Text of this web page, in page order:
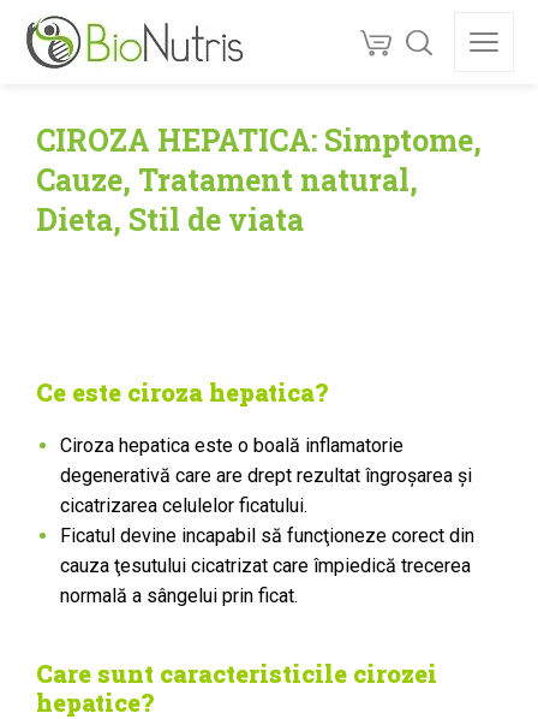
CIROZA HEPATICA: Simptome,
Cauze, Tratament natural,
Dieta, Stil de viata
Ce este ciroza hepatica?
Ciroza hepatica este o boală inflamatorie
degenerativă care are drept rezultat îngroşarea şi
cicatrizarea celulelor ficatului.
Ficatul devine incapabil să funcţioneze corect din
cauza ţesutului cicatrizat care împiedică trecerea
normală a sângelui prin ficat.
Care sunt caracteristicile cirozei
hepatice?